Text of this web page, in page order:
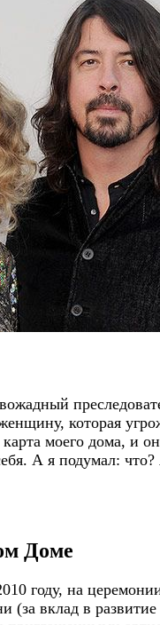
которая
моего дома, и
А я подумал:
Доме
году, на
(за вклад в